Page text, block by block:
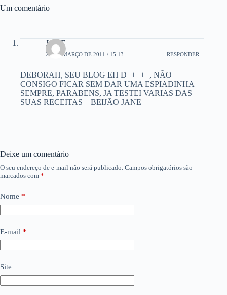
Um comentário
JANE
25 DE MARÇO DE 2011 / 15:13 RESPONDER
DEBORAH, SEU BLOG EH D+++++, NÃO
CONSIGO FICAR SEM DAR UMA ESPIADINHA
SEMPRE, PARABENS, JA TESTEI VARIAS DAS
SUAS RECEITAS – BEIJÃO JANE
Deixe um comentário
O seu endereço de e-mail não será publicado. Campos obrigatórios são
marcados com *
Nome *
E-mail *
Site